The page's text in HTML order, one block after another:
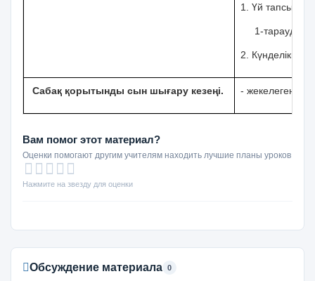
1. Үй
1-тарауды
2. Күнделікке
Сабақ қорытынды сын шығару кезеңі. - жекелеген
Вам помог этот материал?
Оценки помогают другим учителям находить лучшие планы уроков
Нажмите на звезду для оценки
Обсуждение материала 0